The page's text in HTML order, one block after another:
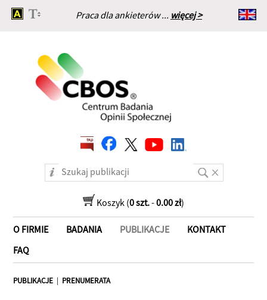
Praca dla ankieterów ... więcej >
Strona główna
Koszyk (0 szt.-0.00 zł)
O FIRMIE BADANIA PUBLIKACJE
KONTAKT
FAQ
PUBLIKACJE | PRENUMERATA